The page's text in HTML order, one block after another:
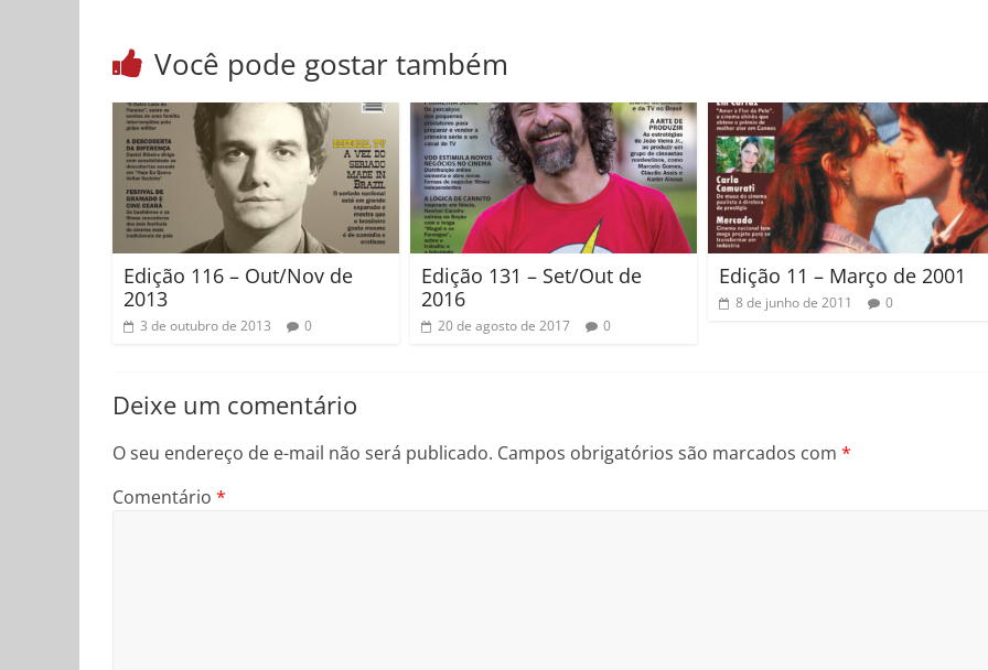
Você pode gostar também
Edição 116 – Out/Nov de
2013
3 de outubro de 2013 0
Edição 131 – Set/Out de
2016
20 de agosto de 2017 0
Edição 11 – Março de 2001
8 de junho de 2011 0
Deixe um comentário
O seu endereço de e-mail não será publicado. Campos obrigatórios são marcados com *
Comentário *